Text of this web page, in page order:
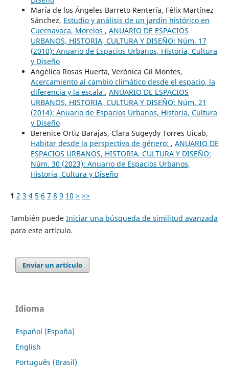
María de los Ángeles Barreto Rentería, Félix Martínez
Sánchez, Estudio y análisis de un jardín histórico en
Cuernavaca, Morelos , ANUARIO DE ESPACIOS
URBANOS, HISTORIA, CULTURA Y DISEÑO: Núm. 17
(2010): Anuario de Espacios Urbanos, Historia, Cultura
y Diseño
Angélica Rosas Huerta, Verónica Gil Montes,
Acercamiento al cambio climático desde el espacio, la
diferencia y la escala , ANUARIO DE ESPACIOS
URBANOS, HISTORIA, CULTURA Y DISEÑO: Núm. 21
(2014): Anuario de Espacios Urbanos, Historia, Cultura
y Diseño
Berenice Ortiz Barajas, Clara Sugeydy Torres Uicab,
Habitar desde la perspectiva de género: , ANUARIO DE
ESPACIOS URBANOS, HISTORIA, CULTURA Y DISEÑO:
Núm. 30 (2023): Anuario de Espacios Urbanos,
Historia, Cultura y Diseño
1 2 3 4 5 6 7 8 9 10 > >>
También puede Iniciar una búsqueda de similitud avanzada
para este artículo.
Enviar un artículo
Idioma
Español (España)
English
Português (Brasil)